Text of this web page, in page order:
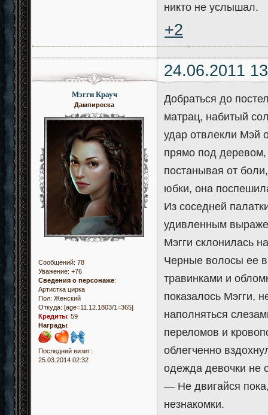
никто не услышал.
+2
24.06.2011
Мэгги Крауч
Дампиреска
Сообщений: 78
Уважение: +76
Сведения о персонаже:
Артистка цирка
Пол: Женский
Откуда: [age=11.12.1803/1=365]
Кредиты: 59
Награды:
Последний визит:
25.03.2014 02:32
Добраться до
матрац, набитый
удар отвлекли Мэй
прямо под деревом,
постанывая от
юбки, она
Из соседней
удивленным
Мэгги склонилась
Черные волосы ее
травинками и
показалось Мэгги,
наполняться
переломов и
облегченно
одежда девочки не
— Не двигайся
незнакомки.